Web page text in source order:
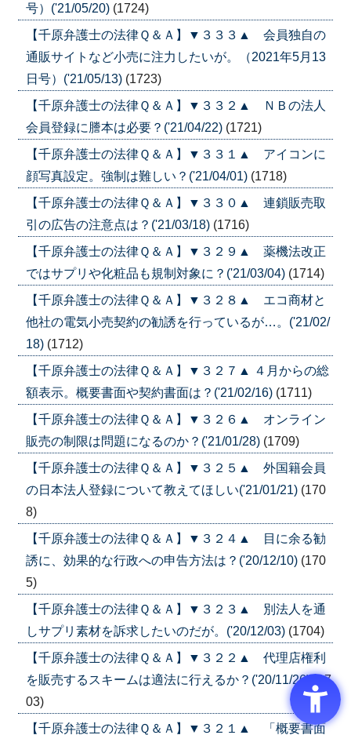
号）('21/05/20) (1724)
【千原弁護士の法律Ｑ＆Ａ】▼３３３▲ 会員独自の
通販サイトなど小売に注力したいが。（2021年5月13
日号）('21/05/13) (1723)
【千原弁護士の法律Ｑ＆Ａ】▼３３２▲ ＮＢの法人
会員登録に謄本は必要？('21/04/22) (1721)
【千原弁護士の法律Ｑ＆Ａ】▼３３１▲ アイコンに
顔写真設定。強制は難しい？('21/04/01) (1718)
【千原弁護士の法律Ｑ＆Ａ】▼３３０▲ 連鎖販売取
引の広告の注意点は？('21/03/18) (1716)
【千原弁護士の法律Ｑ＆Ａ】▼３２９▲ 薬機法改正
ではサプリや化粧品も規制対象に？('21/03/04) (1714)
【千原弁護士の法律Ｑ＆Ａ】▼３２８▲ エコ商材と
他社の電気小売契約の勧誘を行っているが…。('21/02/
18) (1712)
【千原弁護士の法律Ｑ＆Ａ】▼３２７▲ ４月からの総
額表示。概要書面や契約書面は？('21/02/16) (1711)
【千原弁護士の法律Ｑ＆Ａ】▼３２６▲ オンライン
販売の制限は問題になるのか？('21/01/28) (1709)
【千原弁護士の法律Ｑ＆Ａ】▼３２５▲ 外国籍会員
の日本法人登録について教えてほしい('21/01/21) (170
8)
【千原弁護士の法律Ｑ＆Ａ】▼３２４▲ 目に余る勧
誘に、効果的な行政への申告方法は？('20/12/10) (170
5)
【千原弁護士の法律Ｑ＆Ａ】▼３２３▲ 別法人を通
しサプリ素材を訴求したいのだが。('20/12/03) (1704)
【千原弁護士の法律Ｑ＆Ａ】▼３２２▲ 代理店権利
を販売するスキームは適法に行えるか？('20/11/26)
(17
03)
【千原弁護士の法律Ｑ＆Ａ】▼３２１▲ 「概要書面